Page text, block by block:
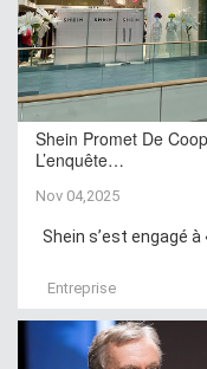
Shein Promet De
L’enquête…
Nov 04,2025
Shein s’est engagé
Entreprise